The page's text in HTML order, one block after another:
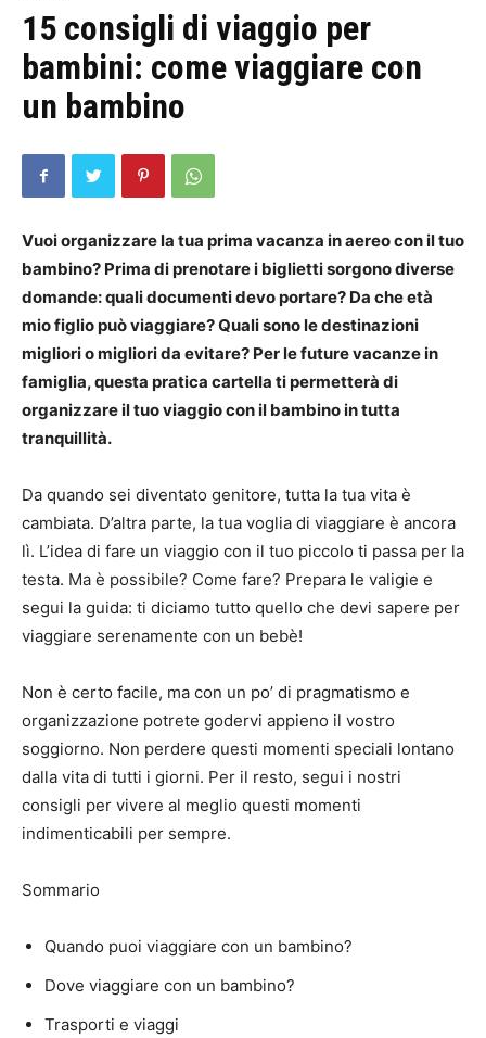
15 consigli di viaggio per
bambini: come viaggiare con
un bambino
Vuoi organizzare la tua prima vacanza in aereo con il tuo
bambino? Prima di prenotare i biglietti sorgono diverse
domande: quali documenti devo portare? Da che età
mio figlio può viaggiare?Quali sono le destinazioni
migliori o migliori da evitare? Per le future vacanze in
famiglia, questa pratica cartella ti permetterà di
organizzare il tuo viaggio con il bambino in tutta
tranquillità.
Da quando sei diventato genitore, tutta la tua vita è
cambiata. D’altra parte, la tua voglia di viaggiare è ancora
lì. L’idea di fare un viaggio con il tuo piccolo ti passa per la
testa. Ma è possibile? Come fare? Prepara le valigie e
segui la guida: ti diciamo tutto quello che devi sapere per
viaggiare serenamente con un bebè!
Non è certo facile, ma con un po’ di pragmatismo e
organizzazione potrete godervi appieno il vostro
soggiorno. Non perdere questi momenti speciali lontano
dalla vita di tutti i giorni. Per il resto, segui i nostri
consigli per vivere al meglio questi momenti
indimenticabili per sempre.
Sommario
Quando puoi viaggiare con un bambino?
Dove viaggiare con un bambino?
Trasporti e viaggi